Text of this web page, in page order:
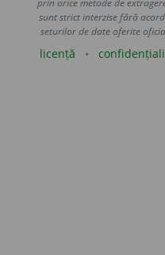
prin orice metode de
sunt strict interzise fără
seturilor de date oferite
licență